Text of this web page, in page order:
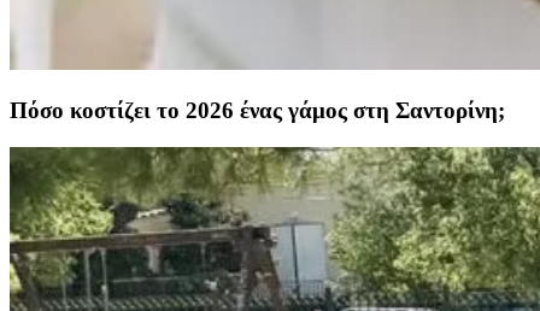
Πόσο κοστίζει το 2026 ένας γάμος στη Σαντορίνη;